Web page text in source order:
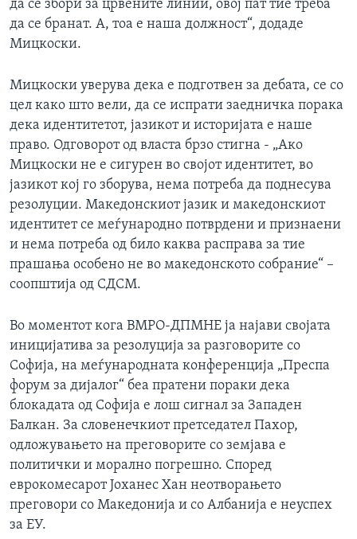
да се збори за црвените линии, овој пат тие треба
да се бранат. А, тоа е наша должност“, додаде
Мицкоски.
Мицкоски уверува дека е подготвен за дебата, се со
цел како што вели, да се испрати заедничка порака
дека идентитетот, јазикот и историјата е наше
право. Одговорот од власта брзо стигна - „Ако
Мицкоски не е сигурен во својот идентитет, во
јазикот кој го зборува, нема потреба да поднесува
резолуции. Македонскиот јазик и македонскиот
идентитет се меѓународно потврдени и признаени
и нема потреба од било каква расправа за тие
прашања особено не во македонското собрание“ –
соопштија од СДСМ.
Во моментот кога ВМРО-ДПМНЕ ја најави својата
иницијатива за резолуција за разговорите со
Софија, на меѓународната конференција „Преспа
форум за дијалог“ беа пратени пораки дека
блокадата од Софија е лош сигнал за Западен
Балкан. За словенечкиот претседател Пахор,
одложувањето на преговорите со земјава е
политички и морално погрешно. Според
еврокомесарот Јоханес Хан неотворањето
преговори со Македонија и со Албанија е неуспех
за ЕУ.